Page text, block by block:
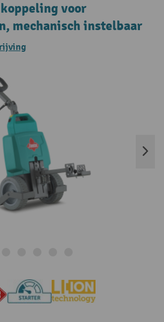
voor
mechanisch instelbaar